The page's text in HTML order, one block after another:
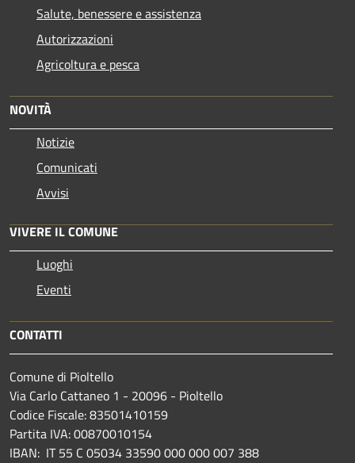
Salute, benessere e assistenza
Autorizzazioni
Agricoltura e pesca
NOVITÀ
Notizie
Comunicati
Avvisi
VIVERE IL COMUNE
Luoghi
Eventi
CONTATTI
Comune di Pioltello
Via Carlo Cattaneo 1 - 20096 - Pioltello
Codice Fiscale: 83501410159
Partita IVA: 00870010154
IBAN: IT 55 C 05034 33590 000 000 007 388